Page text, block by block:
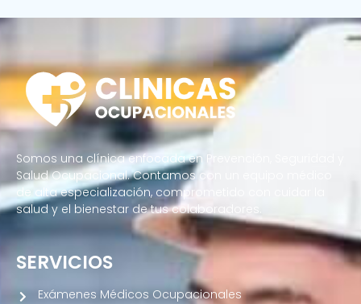
Somos una clínica enfocada en Prevención, Seguridad y
Salud Ocupacional. Contamos con un equipo médico
de alta especialización, comprometido con cuidar la
salud y el bienestar de tus colaboradores.
SERVICIOS
Exámenes Médicos Ocupacionales